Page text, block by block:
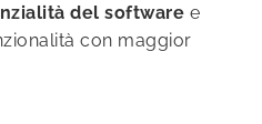
del software e
con maggior